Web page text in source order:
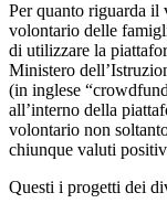
Per quanto riguarda il
volontario delle
di utilizzare la
Ministero
(in inglese
all’interno della
volontario non
chiunque valuti
Questi i progetti dei